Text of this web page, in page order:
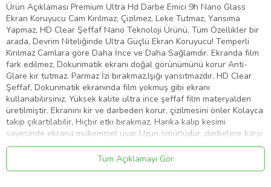
Ürün Açıklaması Premium Ultra Hd Darbe Emici 9h Nano Glass
Ekran Koruyucu Cam Kırılmaz, Çizilmez, Leke Tutmaz, Yansıma
Yapmaz, HD Clear Şeffaf Nano Teknoloji Ürünü, Tüm Özellikler bir
arada, Devrim Niteliğinde Ultra Güçlü Ekran Koruyucu! Temperli
Kırılmaz Camlara göre Daha İnce ve Daha Sağlamdır. Ekranda film
fark edilmez, Dokunmatik ekranı doğal görünümünü korur Anti-
Glare kir tutmaz. Parmaz İzi bırakmaz,Işığı yansıtmazdır. HD Clear
Şeffaf, Dokunmatik ekranında film yokmuş gibi ekranı
kullanabilirsiniz. Yüksek kalite ultra ince şeffaf film materyalden
üretilmiştir. Ekranını kir ve darbeden korur, çizilmesini önler Kolayca
takıp çıkartılabilir, Hiçbir etki bırakmaz. Harika kalıp kesimi
sayesinde ekrana mükemmel uyar Uzun ömürlüdür, darbelere karşı
maximum korur.
kcm25771290Tüm Açıklamayı Gör